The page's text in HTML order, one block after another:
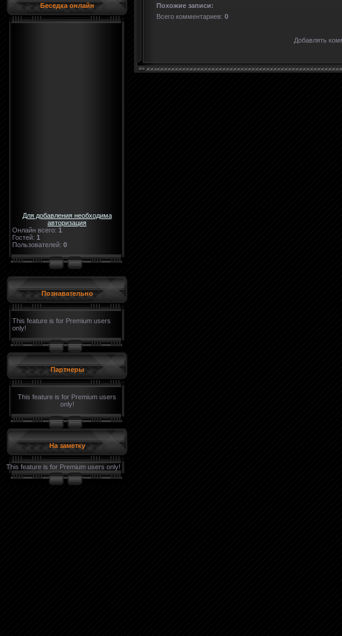
Беседка онлайн
Для добавления необходима
авторизация
Онлайн всего: 1
Гостей: 1
Пользователей: 0
Познавательно
This feature is for Premium users
only!
Партнеры
This feature is for Premium users
only!
На заметку
This feature is for Premium users only!
Похожие записи:
Всего комментариев: 0
Добавлять